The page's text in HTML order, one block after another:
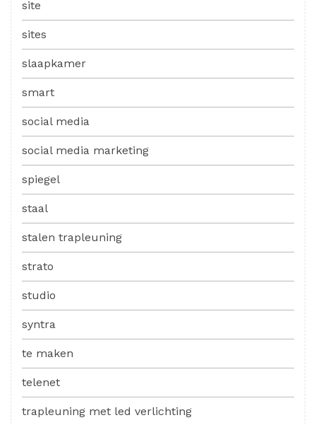
site
sites
slaapkamer
smart
social media
social media marketing
spiegel
staal
stalen trapleuning
strato
studio
syntra
te maken
telenet
trapleuning met led verlichting